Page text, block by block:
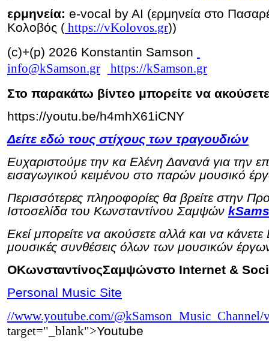
ερμηνεία: e-vocal by AI (ερμηνεία στο
Κολοβός ( https://vKolovos.gr))
(c)+(p) 2026 Konstantin Samson
info@kSamson.gr
https://kSamson.gr
Στο παρακάτω βίντεο μπορείτε να
https://youtu.be/h4mhX61iCNY
Δείτε εδώ τους στίχους των τραγουδιών
Ευχαριστούμε την κα Ελένη Δανανά για την
εισαγωγικού κειμένου στο παρών μουσικό
Περισσότερες πληροφορίες θα βρείτε στην
Ιστοσελίδα του Κωνσταντίνου Σαμψών
Εκεί μπορείτε να ακούσετε αλλά και να
μουσικές συνθέσεις όλων των μουσικών
ΟΚωνσταντίνοςΣαμψώνστo Internet &
Personal Music Site
//www.youtube.com/@kSamson_Music_Channel/
target="_blank">Youtube